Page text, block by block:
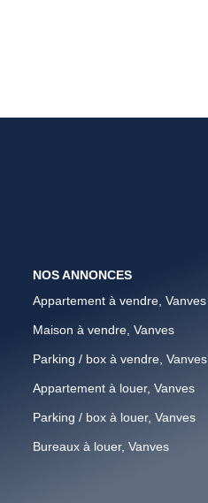
NOS ANNONCES
Appartement à vendre, Vanves
Maison à vendre, Vanves
Parking / box à vendre, Vanves
Appartement à louer, Vanves
Parking / box à louer, Vanves
Bureaux à louer, Vanves